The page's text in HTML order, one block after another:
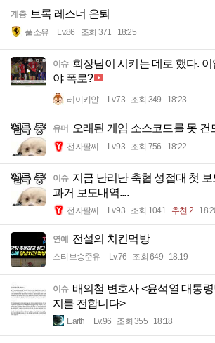
계층 브록 레스너 은퇴
풀소유 Lv.86 조회 371 18:25
이슈 회장님이 시키는 데로 했다. 이
야 폭로?
레이키얀 Lv.73 조회 349 18:23
유머 오래된 게임 소스코드를 못 건
전자팔찌 Lv.93 조회 756 18:22
이슈 지금 난리난 축협 성접대 첫
과거 보도내역....
전자팔찌 Lv.93 조회 1041 추천 2
연예 전설의 치킨먹방
스티브승준유 Lv.76 조회 649 18:19
이슈 배의철 변호사 <윤석열 대통령
지를 전합니다>
Earth Lv.96 조회 355 18:18